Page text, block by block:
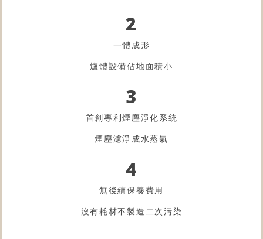
2
一體成形
爐體設備佔地面積小
3
首創專利煙塵淨化系統
煙塵濾淨成水蒸氣
4
無後續保養費用
沒有耗材不製造二次污染